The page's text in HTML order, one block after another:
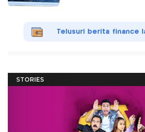
Telusuri berita finance